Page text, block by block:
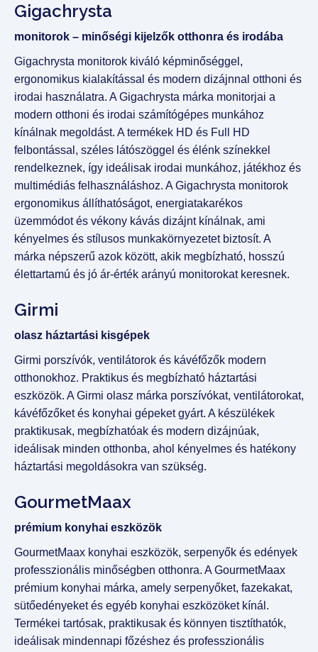
Gigachrysta
monitorok – minőségi kijelzők otthonra és irodába
Gigachrysta monitorok kiváló képminőséggel,
ergonomikus kialakítással és modern dizájnnal otthoni és
irodai használatra. A Gigachrysta márka monitorjai a
modern otthoni és irodai számítógépes munkához
kínálnak megoldást. A termékek HD és Full HD
felbontással, széles látószöggel és élénk színekkel
rendelkeznek, így ideálisak irodai munkához, játékhoz és
multimédiás felhasználáshoz. A Gigachrysta monitorok
ergonomikus állíthatóságot, energiatakarékos
üzemmódot és vékony kávás dizájnt kínálnak, ami
kényelmes és stílusos munkakörnyezetet biztosít. A
márka népszerű azok között, akik megbízható, hosszú
élettartamú és jó ár-érték arányú monitorokat keresnek.
Girmi
olasz háztartási kisgépek
Girmi porszívók, ventilátorok és kávéfőzők modern
otthonokhoz. Praktikus és megbízható háztartási
eszközök. A Girmi olasz márka porszívókat, ventilátorokat,
kávéfőzőket és konyhai gépeket gyárt. A készülékek
praktikusak, megbízhatóak és modern dizájnúak,
ideálisak minden otthonba, ahol kényelmes és hatékony
háztartási megoldásokra van szükség.
GourmetMaax
prémium konyhai eszközök
GourmetMaax konyhai eszközök, serpenyők és edények
professzionális minőségben otthonra. A GourmetMaax
prémium konyhai márka, amely serpenyőket, fazekakat,
sütőedényeket és egyéb konyhai eszközöket kínál.
Termékei tartósak, praktikusak és könnyen tisztíthatók,
ideálisak mindennapi főzéshez és professzionális